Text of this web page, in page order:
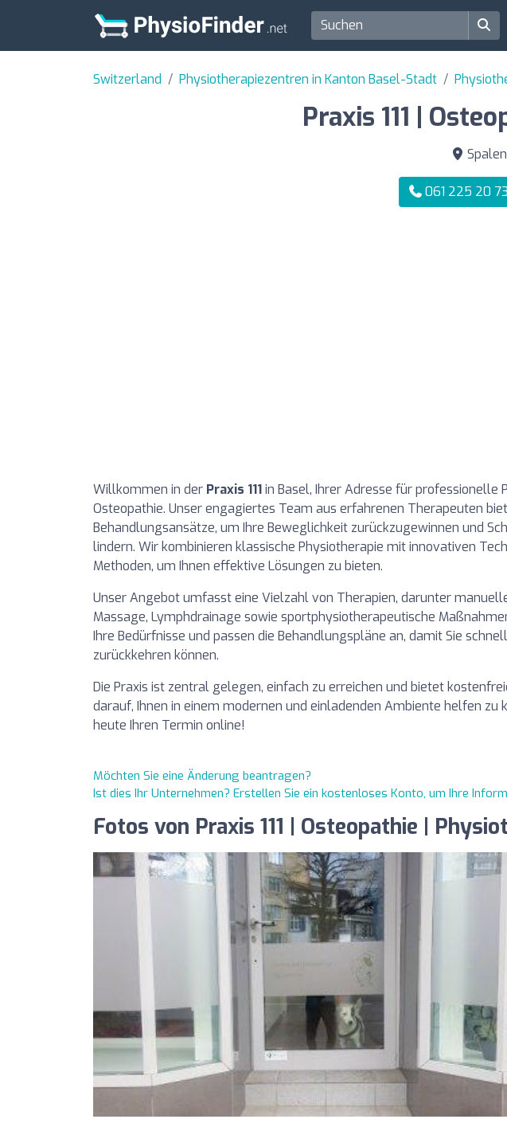
Switzerland Physiotherapiezentren in Kanton Basel-Stadt
Praxis 111 |
061 225 20 73
Willkommen in der Praxis 111in Basel, Ihrer Adresse für professionelle
Osteopathie. Unser engagiertes Team aus erfahrenen Therapeuten
Behandlungsansätze, um Ihre Beweglichkeit zurückzugewinnen und
lindern. Wir kombinieren klassische Physiotherapie mit innovativen
Methoden, um Ihnen effektive Lösungen zu bieten.
Unser Angebot umfasst eine Vielzahl von Therapien, darunter
Massage, Lymphdrainage sowie sportphysiotherapeutische
Ihre Bedürfnisse und passen die Behandlungspläne an, damit Sie
zurückkehren können.
Die Praxis ist zentral gelegen, einfach zu erreichen und bietet
darauf, Ihnen in einem modernen und einladenden Ambiente helfen zu
heute Ihren Termin online!
Möchten Sie eine Änderung beantragen?
Ist dies Ihr Unternehmen? Erstellen Sie ein kostenloses Konto, um Ihre
Fotos von Praxis 111 | Osteopathie |